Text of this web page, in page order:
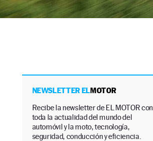
NEWSLETTER ELMOTOR
Recibe la newsletter de EL MOTOR con
toda la actualidad del mundo del
automóvil y la moto, tecnología,
seguridad, conducción y eficiencia.